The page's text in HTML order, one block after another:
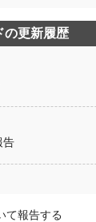
の更新履歴
告
て報告する